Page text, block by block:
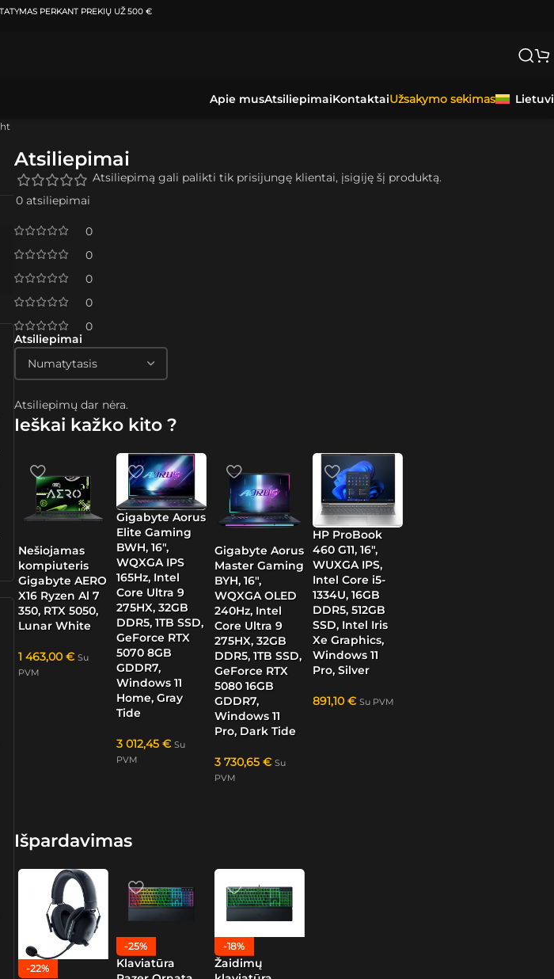
PERKANT PREKIŲ UŽ 500 €
Apie musAtsiliepimaiKontaktaiUžsakymo sekimas
Atsiliepimai
0 atsiliepimai
0
0
0
0
0
Atsiliepimai
Atsiliepimų dar nėra.
Atsiliepimą gali palikti tik prisijungę klientai, įsigiję šį produktą.
Ieškai kažko kito ?
Nešiojamas
kompiuteris
Gigabyte AERO
X16 Ryzen Al 7
350, RTX 5050,
Lunar White
1 463,00 € Su
PVM
Gigabyte Aorus
Elite Gaming
BWH, 16″,
WQXGA IPS
165Hz, Intel
Core Ultra 9
275HX, 32GB
DDR5, 1TB SSD,
GeForce RTX
5070 8GB
GDDR7,
Windows 11
Home, Gray
Tide
3 012,45 € Su
PVM
Gigabyte Aorus
Master Gaming
BYH, 16″,
WQXGA OLED
240Hz, Intel
Core Ultra 9
275HX, 32GB
DDR5, 1TB SSD,
GeForce RTX
5080 16GB
GDDR7,
Windows 11
Pro, Dark Tide
3 730,65 € Su
PVM
HP ProBook
460 G11, 16″,
WUXGA IPS,
Intel Core i5-
1334U, 16GB
DDR5, 512GB
SSD, Intel Iris
Xe Graphics,
Windows 11
Pro, Silver
891,10 € Su PVM
Išpardavimas
-22%
-25%
Klaviatūra
-18%
Žaidimų